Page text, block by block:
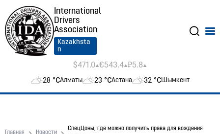
International
Drivers
Association
Kazakhsta
n
$471.0 €543.4 ₽5.8
28 °CАлматы 23 °CАстана 32 °CШымкент
Главная Новости
СпецЦоны, где можно получить права для вождения